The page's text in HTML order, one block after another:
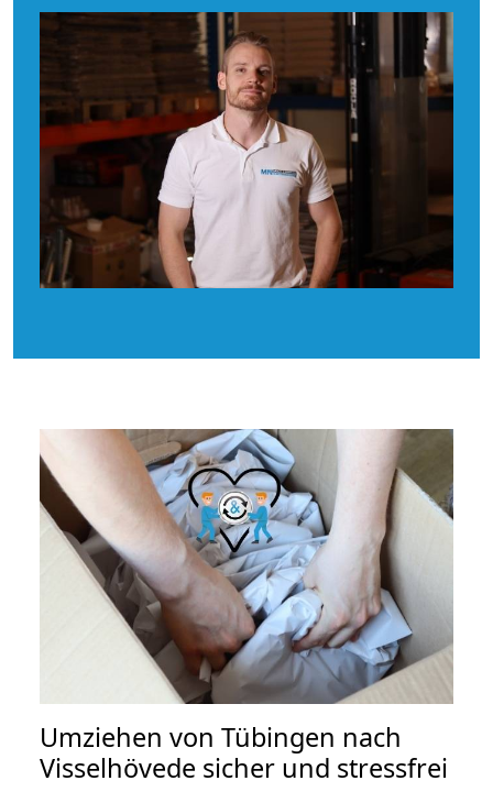
Umziehen von Tübingen nach
Visselhövede sicher und stressfrei